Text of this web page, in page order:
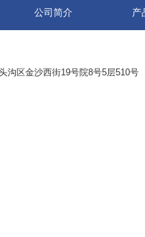
公司简介 产
沟区金沙西街19号院8号5层510